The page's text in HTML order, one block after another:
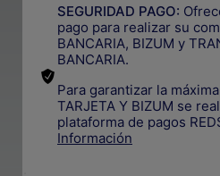
SEGURIDAD PAGO:
pago para realizar su
BANCARIA, BIZUM y
BANCARIA.
Para garantizar la
TARJETA Y BIZUM se
plataforma de pagos
Información